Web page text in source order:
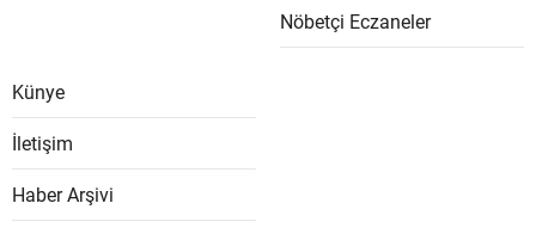
Nöbetçi Eczaneler
Künye
İletişim
Haber Arşivi